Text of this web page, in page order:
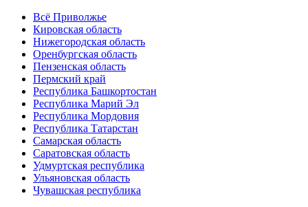
Всё Приволжье
Кировская область
Нижегородская область
Оренбургская область
Пензенская область
Пермский край
Республика Башкортостан
Республика Марий Эл
Республика Мордовия
Республика Татарстан
Самарская область
Саратовская область
Удмуртская республика
Ульяновская область
Чувашская республика